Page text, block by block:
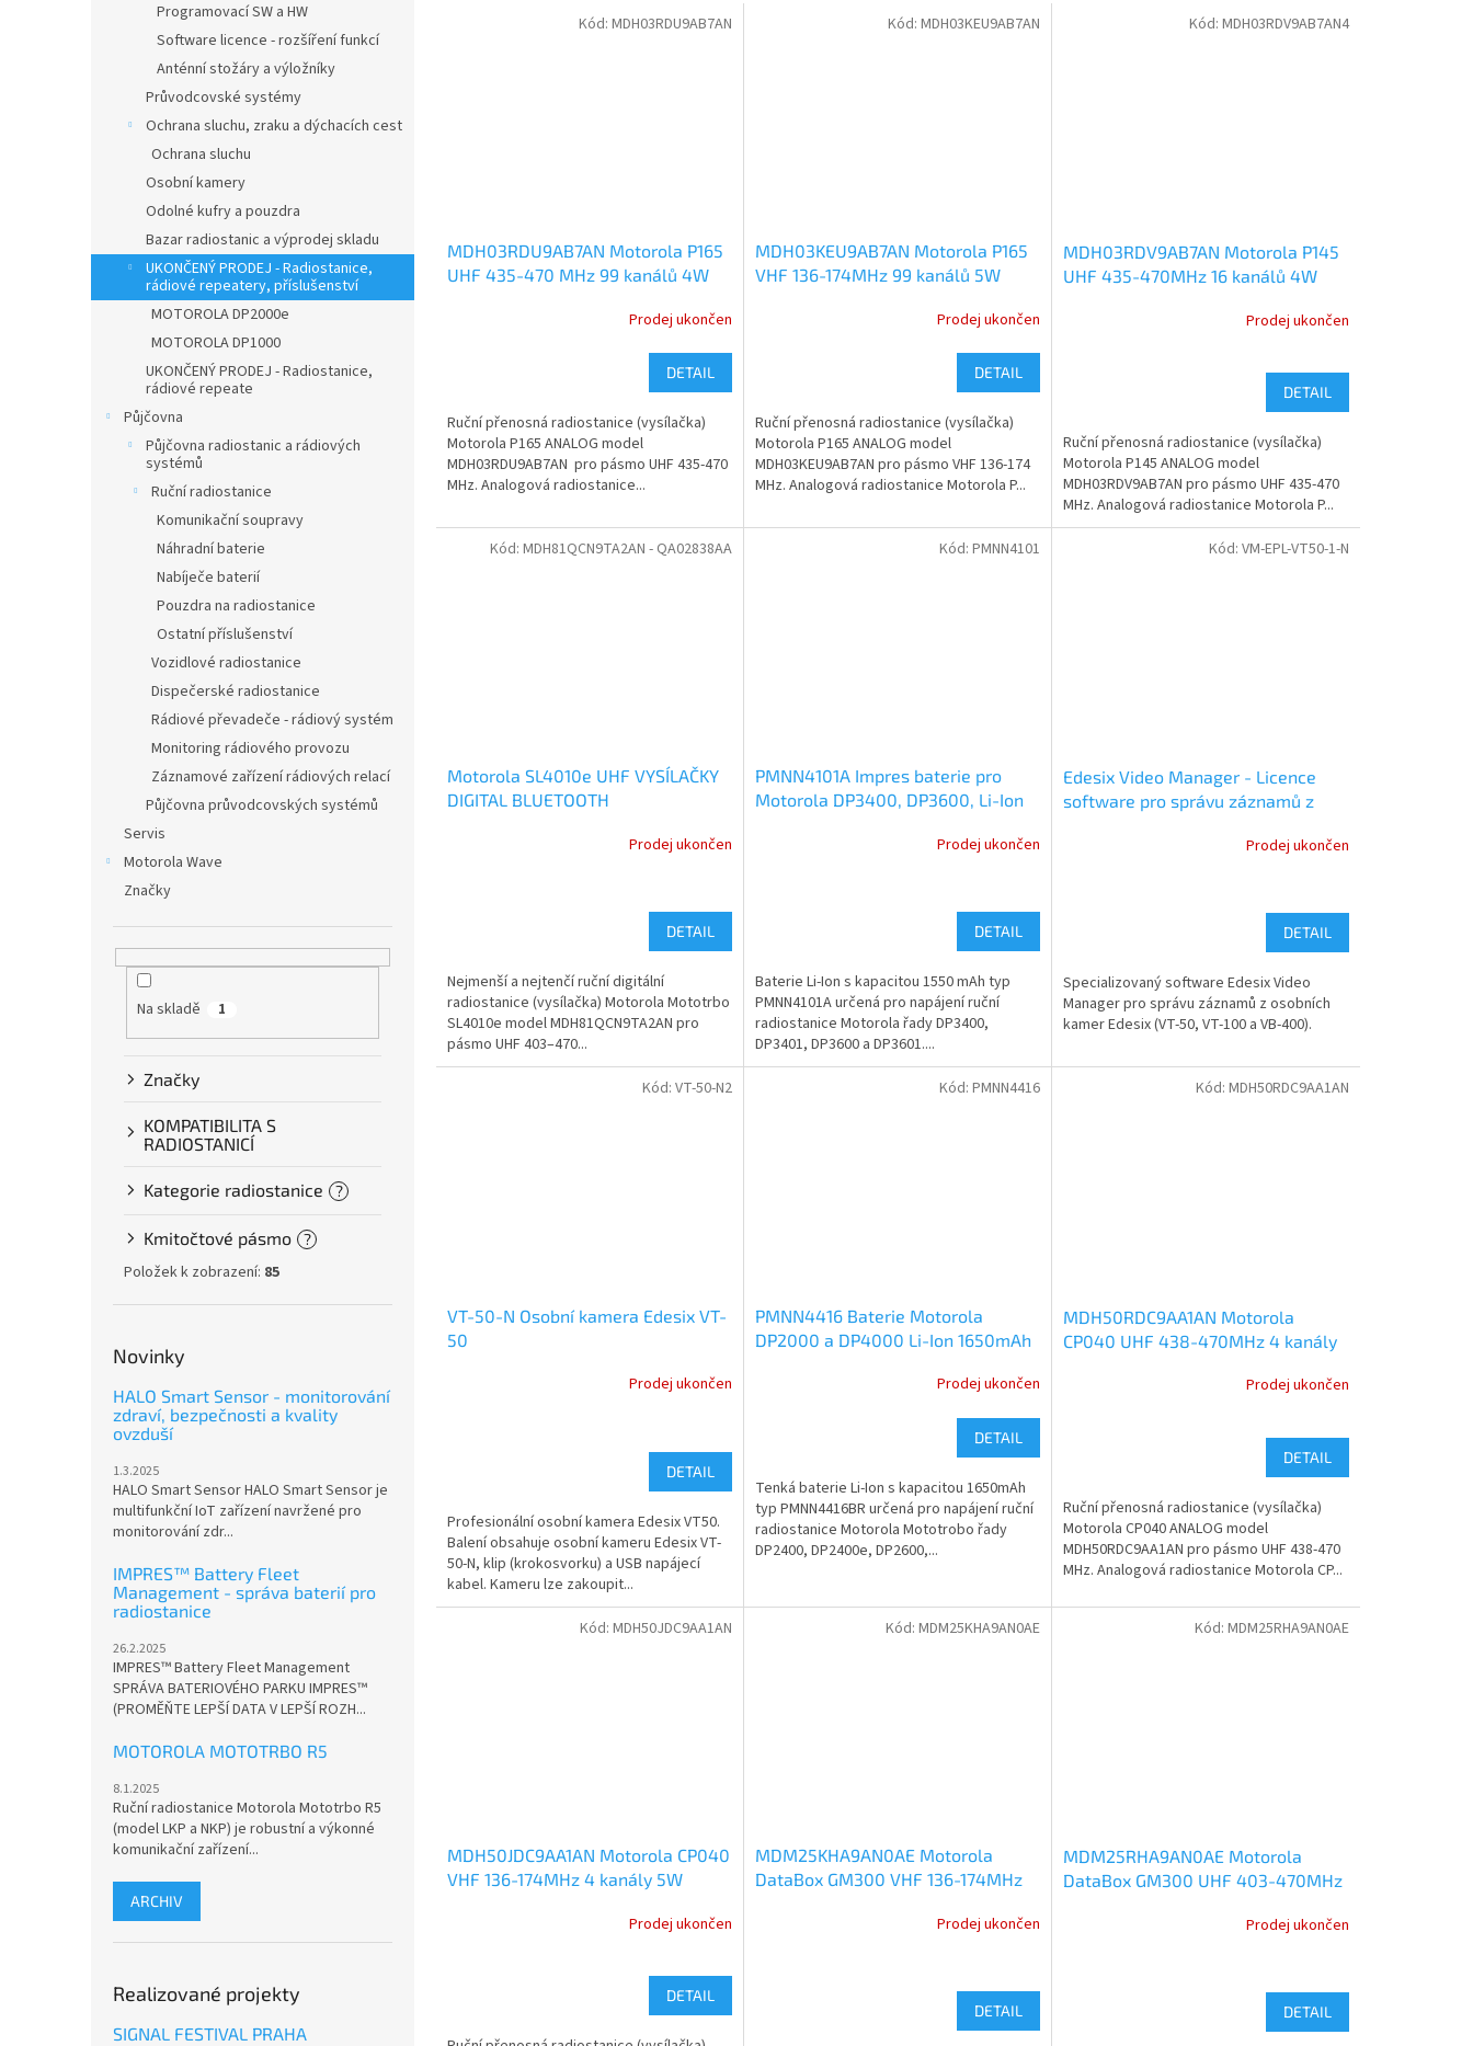
Programovací SW a HW
Software licence - rozšíření funkcí
Anténní stožáry a výložníky
Průvodcovské systémy
Ochrana sluchu, zraku a dýchacích cest
Ochrana sluchu
Osobní kamery
Odolné kufry a pouzdra
Bazar radiostanic a výprodej skladu
UKONČENÝ PRODEJ - Radiostanice,
rádiové repeatery, příslušenství
MOTOROLA DP2000e
MOTOROLA DP1000
UKONČENÝ PRODEJ - Radiostanice,
rádiové repeate
Půjčovna
Půjčovna radiostanic a rádiových
systémů
Ruční radiostanice
Komunikační soupravy
Náhradní baterie
Nabíječe baterií
Pouzdra na radiostanice
Ostatní příslušenství
Vozidlové radiostanice
Dispečerské radiostanice
Rádiové převadeče - rádiový systém
Monitoring rádiového provozu
Záznamové zařízení rádiových relací
Půjčovna průvodcovských systémů
Servis
Motorola Wave
Značky
Na skladě 1
Značky
KOMPATIBILITA S
RADIOSTANICÍ
Kategorie radiostanice ?
Kmitočtové pásmo ?
Položek k zobrazení: 85
Novinky
HALO Smart Sensor - monitorování
zdraví, bezpečnosti a kvality
ovzduší
1.3.2025
HALO Smart Sensor HALO Smart Sensor je
multifunkční IoT zařízení navržené pro
monitorování zdr...
IMPRES™ Battery Fleet
Management - správa baterií pro
radiostanice
26.2.2025
IMPRES™ Battery Fleet Management
SPRÁVA BATERIOVÉHO PARKU IMPRES™
(PROMĚŇTE LEPŠÍ DATA V LEPŠÍ ROZH...
MOTOROLA MOTOTRBO R5
8.1.2025
Ruční radiostanice Motorola Mototrbo R5
(model LKP a NKP) je robustní a výkonné
komunikační zařízení...
ARCHIV
Realizované projekty
SIGNAL FESTIVAL PRAHA
MDH03RDU9AB7AN Motorola P165
UHF 435-470 MHz 99 kanálů 4W
Prodej ukončen
DETAIL
Ruční přenosná radiostanice (vysílačka)
Motorola P165 ANALOG model
MDH03RDU9AB7AN pro pásmo UHF 435-470
MHz. Analogová radiostanice...
Kód: MDH03RDU9AB7AN
MDH03KEU9AB7AN Motorola P165
VHF 136-174MHz 99 kanálů 5W
Prodej ukončen
DETAIL
Ruční přenosná radiostanice (vysílačka)
Motorola P165 ANALOG model
MDH03KEU9AB7AN pro pásmo VHF 136-174
MHz. Analogová radiostanice Motorola P...
Kód: MDH03KEU9AB7AN
MDH03RDV9AB7AN Motorola P145
UHF 435-470MHz 16 kanálů 4W
Prodej ukončen
DETAIL
Ruční přenosná radiostanice (vysílačka)
Motorola P145 ANALOG model
MDH03RDV9AB7AN pro pásmo UHF 435-470
MHz. Analogová radiostanice Motorola P...
Kód: MDH03RDV9AB7AN4
Motorola SL4010e UHF VYSÍLAČKY
DIGITAL BLUETOOTH
Prodej ukončen
DETAIL
Nejmenší a nejtenčí ruční digitální
radiostanice (vysílačka) Motorola Mototrbo
SL4010e model MDH81QCN9TA2AN pro
pásmo UHF 403–470...
Kód: MDH81QCN9TA2AN - QA02838AA
PMNN4101A Impres baterie pro
Motorola DP3400, DP3600, Li-Ion
Prodej ukončen
DETAIL
Baterie Li-Ion s kapacitou 1550 mAh typ
PMNN4101A určená pro napájení ruční
radiostanice Motorola řady DP3400,
DP3401, DP3600 a DP3601....
Kód: PMNN4101
Edesix Video Manager - Licence
software pro správu záznamů z
Prodej ukončen
DETAIL
Specializovaný software Edesix Video
Manager pro správu záznamů z osobních
kamer Edesix (VT-50, VT-100 a VB-400).
Kód: VM-EPL-VT50-1-N
VT-50-N Osobní kamera Edesix VT-
50
Prodej ukončen
DETAIL
Profesionální osobní kamera Edesix VT50.
Balení obsahuje osobní kameru Edesix VT-
50-N, klip (krokosvorku) a USB napájecí
kabel. Kameru lze zakoupit...
Kód: VT-50-N2
PMNN4416 Baterie Motorola
DP2000 a DP4000 Li-Ion 1650mAh
Prodej ukončen
DETAIL
Tenká baterie Li-Ion s kapacitou 1650mAh
typ PMNN4416BR určená pro napájení ruční
radiostanice Motorola Mototrobo řady
DP2400, DP2400e, DP2600,...
Kód: PMNN4416
MDH50RDC9AA1AN Motorola
CP040 UHF 438-470MHz 4 kanály
Prodej ukončen
DETAIL
Ruční přenosná radiostanice (vysílačka)
Motorola CP040 ANALOG model
MDH50RDC9AA1AN pro pásmo UHF 438-470
MHz. Analogová radiostanice Motorola CP...
Kód: MDH50RDC9AA1AN
MDH50JDC9AA1AN Motorola CP040
VHF 136-174MHz 4 kanály 5W
Prodej ukončen
DETAIL
Kód: MDH50JDC9AA1AN
MDM25KHA9AN0AE Motorola
DataBox GM300 VHF 136-174MHz
Prodej ukončen
DETAIL
Kód: MDM25KHA9AN0AE
MDM25RHA9AN0AE Motorola
DataBox GM300 UHF 403-470MHz
Prodej ukončen
DETAIL
Kód: MDM25RHA9AN0AE